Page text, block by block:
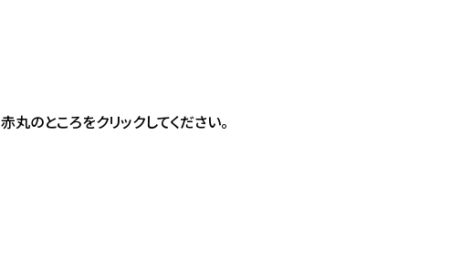
赤丸のところをクリックしてください。